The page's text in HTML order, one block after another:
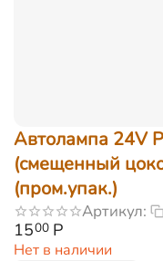
Автолампа 24V
(смещенный
(пром.упак.)
Артикул:
1500 Р
Нет в наличии